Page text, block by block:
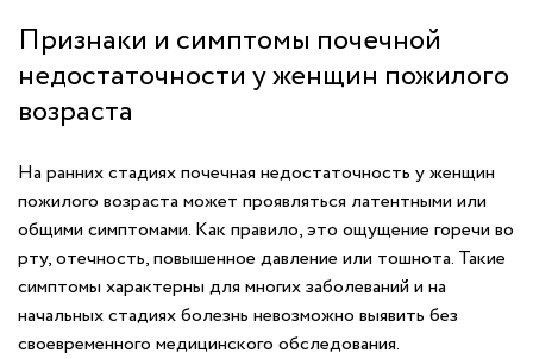
Признаки и симптомы почечной
недостаточности у женщин пожилого
возраста
На ранних стадиях почечная недостаточность у женщин
пожилого возраста может проявляться латентными или
общими симптомами. Как правило, это ощущение горечи во
рту, отечность, повышенное давление или тошнота. Такие
симптомы характерны для многих заболеваний и на
начальных стадиях болезнь невозможно выявить без
своевременного медицинского обследования.